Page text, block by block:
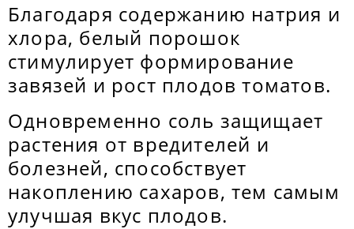
Благодаря содержанию натрия и
хлора, белый порошок
стимулирует формирование
завязей и рост плодов томатов.
Одновременно соль защищает
растения от вредителей и
болезней, способствует
накоплению сахаров, тем самым
улучшая вкус плодов.